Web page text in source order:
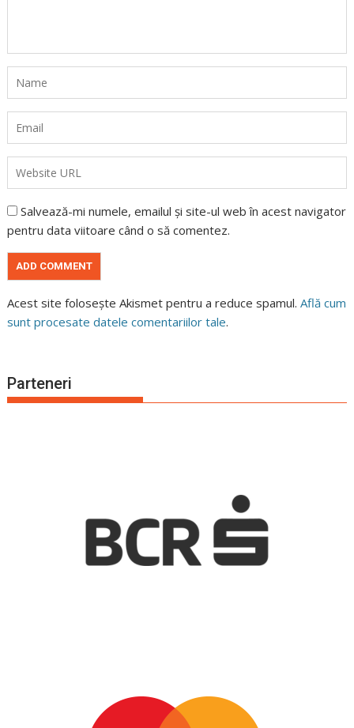
Salvează-mi numele, emailul și site-ul web în acest navigator
pentru data viitoare când o să comentez.
Acest site folosește Akismet pentru a reduce spamul.Află cum
sunt procesate datele comentariilor tale.
Parteneri